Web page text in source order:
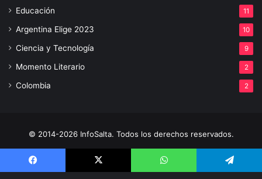
Educación 11
Argentina Elige 2023 10
Ciencia y Tecnología 9
Momento Literario 2
Colombia 2
© 2014-2026 InfoSalta. Todos los derechos reservados.
3872288394 E-mail: infosaltaredaccion@gmail.com
Facebook X WhatsApp Telegram